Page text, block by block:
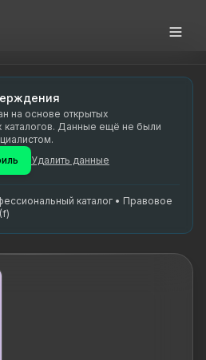
nutrition therapist and
funktsionaalsele
psühhiaater, metaboolne
на основе открытых
каталогов. Данные ещё не были
Удалить данные
каталог • Правовое